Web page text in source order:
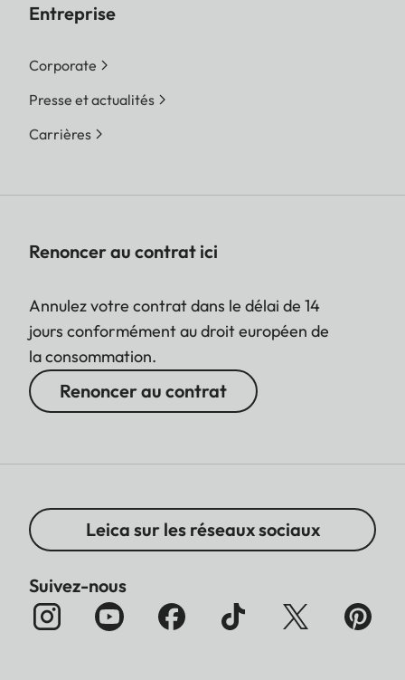
Entreprise
Corporate
Presse et actualités
Carrières
Renoncer au contrat ici
Annulez votre contrat dans le délai de 14
jours conformément au droit européen de
la consommation.
Renoncer au contrat
Leica sur les réseaux sociaux
Suivez-nous